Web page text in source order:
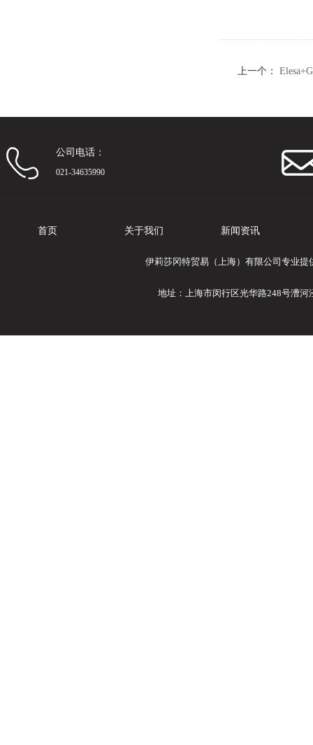
上一个：
公司电话：
021-34635990
首页 关于我们 新闻资讯
伊莉莎冈特贸易（上海）有限公司专业提
地址：上海市闵行区光华路248号漕